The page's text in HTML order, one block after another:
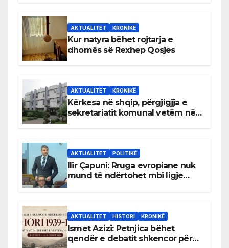
AKTUALITET KRONIKË
Kur natyra bëhet rojtarja e
dhomës së Rexhep Qosjes
AKTUALITET KRONIKË
Kërkesa në shqip, përgjigjja e
sekretariatit komunal vetëm në
AKTUALITET POLITIKË
Ilir Çapuni: Rruga evropiane nuk
mund të ndërtohet mbi ligje
AKTUALITET HISTORI KRONIKË
Ismet Azizi: Petnjica bëhet
qendër e debatit shkencor për